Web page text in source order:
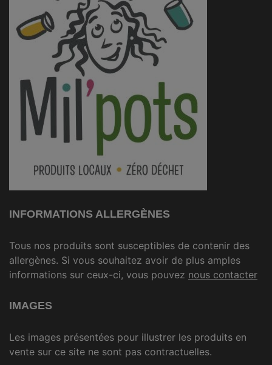
INFORMATIONS ALLERGÈNES
Tous nos produits sont susceptibles de contenir des
allergènes. Si vous souhaitez avoir de plus amples
informations sur ceux-ci, vous pouvez nous contacter
IMAGES
Les images présentées pour illustrer les produits en
vente sur ce site ne sont pas contractuelles.